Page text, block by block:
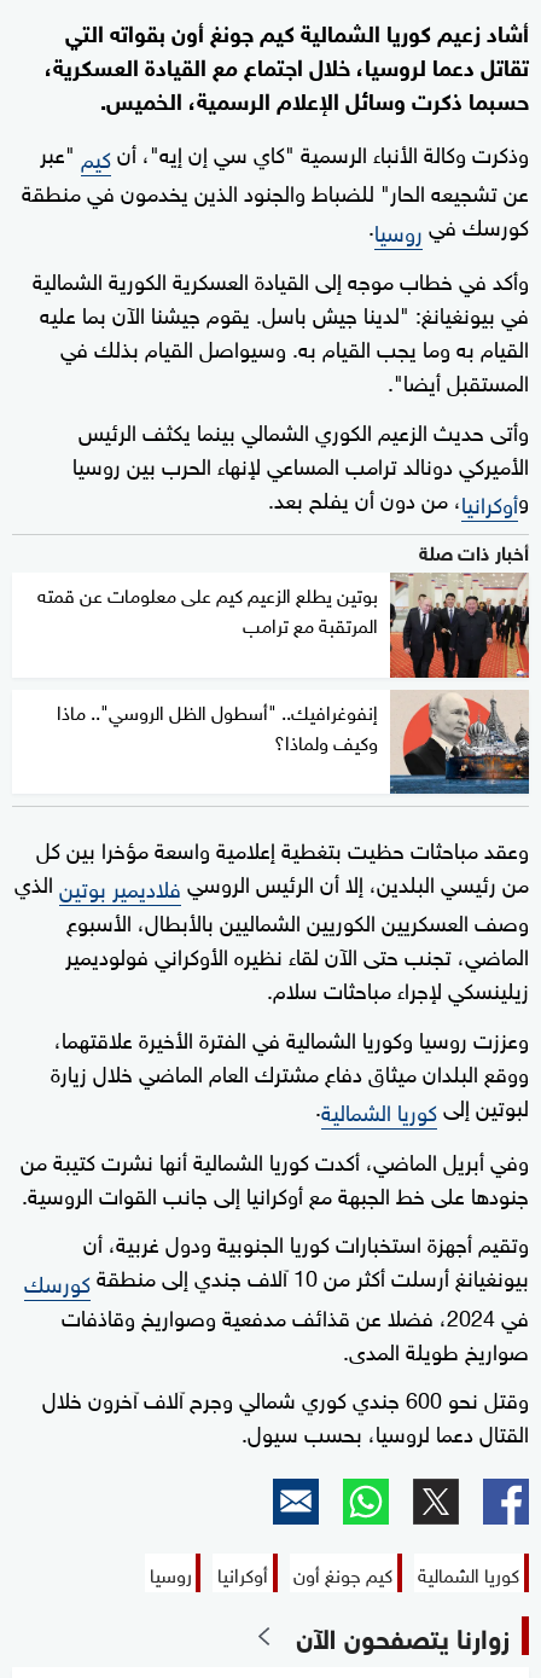
أشاد زعيم كوريا الشمالية كيم جونغ أون بقواته التي
تقاتل دعما لروسيا، خلال اجتماع مع القيادة العسكرية،
حسبما ذكرت وسائل الإعلام الرسمية، الخميس.
وذكرت وكالة الأنباء الرسمية "كاي سي إن إيه"، أنكيم "عبر
عن تشجيعه الحار" للضباط والجنود الذين يخدمون في منطقة
كورسك فيروسيا.
وأكد في خطاب موجه إلى القيادة العسكرية الكورية الشمالية
في بيونغيانغ: "لدينا جيش باسل. يقوم جيشنا الآن بما عليه
القيام به وما يجب القيام به. وسيواصل القيام بذلك في
المستقبل أيضا".
وأتى حديث الزعيم الكوري الشمالي بينما يكثف الرئيس
الأميركي دونالد ترامب المساعي لإنهاء الحرب بين روسيا
وأوكرانيا، من دون أن يفلح بعد.
أخبار ذات صلة
بوتين يطلع الزعيم كيم على معلومات عن قمته
المرتقبة مع ترامب
إنفوغرافيك.. "أسطول الظل الروسي".. ماذا
وكيف ولماذا؟
وعقد مباحثات حظيت بتغطية إعلامية واسعة مؤخرا بين كل
من رئيسي البلدين، إلا أن الرئيس الروسيفلاديمير بوتينالذي
وصف العسكريين الكوريين الشماليين بالأبطال، الأسبوع
الماضي، تجنب حتى الآن لقاء نظيره الأوكراني فولوديمير
زيلينسكي لإجراء مباحثات سلام.
وعززت روسيا وكوريا الشمالية في الفترة الأخيرة علاقتهما،
ووقع البلدان ميثاق دفاع مشترك العام الماضي خلال زيارة
لبوتين إلىكوريا الشمالية.
وفي أبريل الماضي، أكدت كوريا الشمالية أنها نشرت كتيبة من
جنودها على خط الجبهة مع أوكرانيا إلى جانب القوات الروسية.
وتقيم أجهزة استخبارات كوريا الجنوبية ودول غربية، أن
بيونغيانغ أرسلت أكثر من 10 آلاف جندي إلى منطقة
كورسك
في 2024، فضلا عن قذائف مدفعية وصواريخ وقاذفات
صواريخ طويلة المدى.
وقتل نحو 600 جندي كوري شمالي وجرح آلاف آخرون خلال
القتال دعما لروسيا، بحسب سيول.
كوريا الشمالية كيم جونغ أون أوكرانيا روسيا
زوارنا يتصفحون الآن